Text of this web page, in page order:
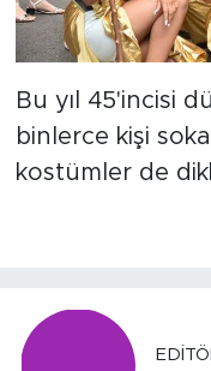
Bu yıl 45'incisi
binlerce kişi
kostümler de